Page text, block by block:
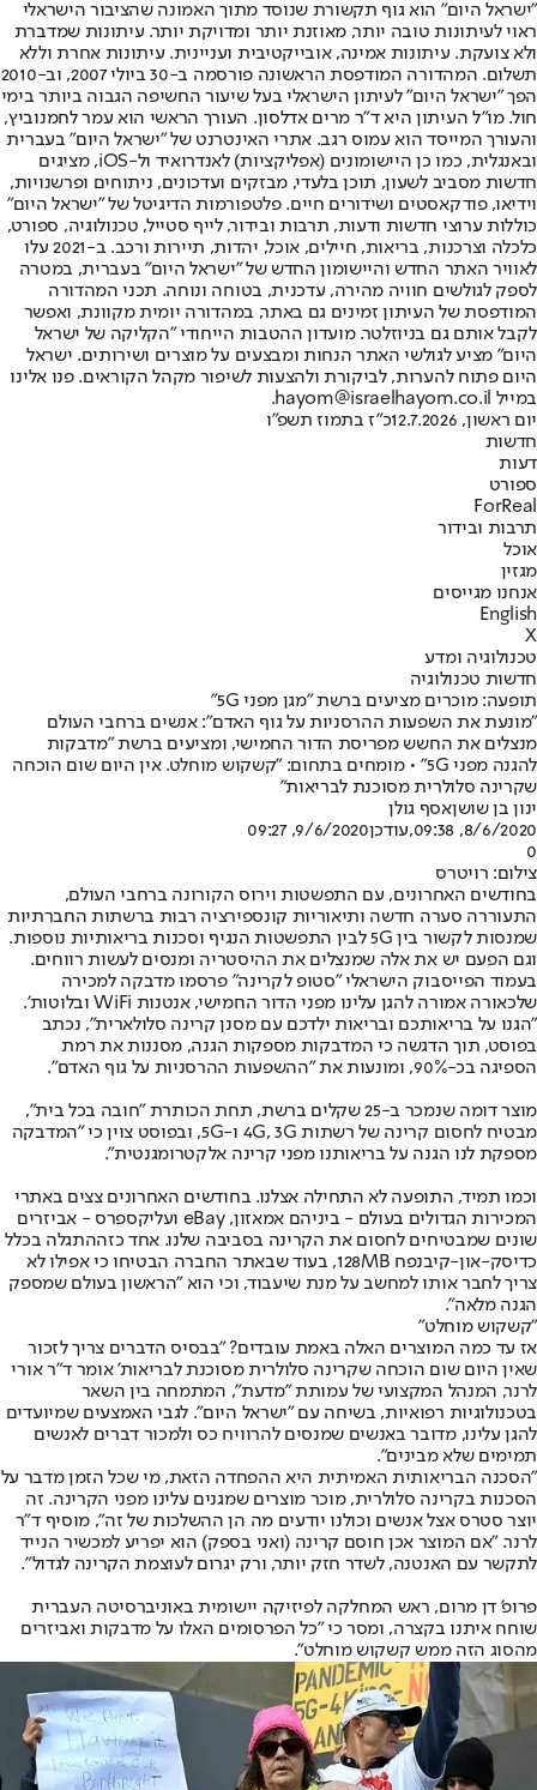
"ישראל היום" הוא גוף תקשורת שנוסד מתוך האמונה שהציבור הישראלי
ראוי לעיתונות טובה יותר, מאוזנת יותר ומדויקת יותר. עיתונות שמדברת
ולא צועקת. עיתונות אמינה, אובייקטיבית ועניינית. עיתונות אחרת וללא
תשלום. המהדורה המודפסת הראשונה פורסמה ב-30 ביולי 2007, וב-2010
הפך "ישראל היום" לעיתון הישראלי בעל שיעור החשיפה הגבוה ביותר בימי
חול. מו"ל העיתון היא ד"ר מרים אדלסון. העורך הראשי הוא עמר לחמנוביץ,
והעורך המייסד הוא עמוס רגב. אתרי האינטרנט של "ישראל היום" בעברית
ובאנגלית, כמו כן היישומונים (אפליקציות) לאנדרואיד ול-iOS, מציגים
חדשות מסביב לשעון, תוכן בלעדי, מבזקים ועדכונים, ניתוחים ופרשנויות,
וידיאו, פודקאסטים ושידורים חיים. פלטפורמות הדיגיטל של "ישראל היום"
כוללות ערוצי חדשות ודעות, תרבות ובידור, לייף סטייל, טכנולוגיה, ספורט,
כלכלה וצרכנות, בריאות, חיילים, אוכל, יהדות, תיירות ורכב. ב-2021 עלו
לאוויר האתר החדש והיישומון החדש של "ישראל היום" בעברית, במטרה
לספק לגולשים חוויה מהירה, עדכנית, בטוחה ונוחה. תכני המהדורה
המודפסת של העיתון זמינים גם באתר, במהדורה יומית מקוונת, ואפשר
לקבל אותם גם בניוזלטר. מועדון ההטבות הייחודי "הקליקה של ישראל
היום" מציע לגולשי האתר הנחות ומבצעים על מוצרים ושירותים. ישראל
היום פתוח להערות, לביקורת ולהצעות לשיפור מקהל הקוראים. פנו אלינו
במייל hayom@israelhayom.co.il.
יום ראשון, 12.7.2026
כ"ז בתמוז תשפ"ו
חדשות
דעות
ספורט
ForReal
תרבות ובידור
אוכל
מגזין
אנחנו מגייסים
English
X
טכנולוגיה ומדע
חדשות טכנולוגיה
תופעה: מוכרים מציעים ברשת "מגן מפני 5G"
"מונעת את השפעות ההרסניות על גוף האדם": אנשים ברחבי העולם
מנצלים את החשש מפריסת הדור החמישי, ומציעים ברשת "מדבקות
להגנה מפני 5G" • מומחים בתחום: "קשקוש מוחלט. אין היום שום הוכחה
שקרינה סלולרית מסוכנת לבריאות"
ינון בן שושןאסף גולן
8/6/2020, 09:38
,עודכן9/6/2020, 09:27
0
צילום: רויטרס
בחודשים האחרונים, עם התפשטות וירוס הקורונה ברחבי העולם,
התעוררה סערה חדשה ותיאוריות קונספירציה רבות ברשתות החברתיות
שמנסות לקשור בין 5G לבין התפשטות הנגיף וסכנות בריאותיות נוספות.
וגם הפעם יש את אלה שמנצלים את ההיסטריה ומנסים לעשות רווחים.
בעמוד הפייסבוק הישראלי "סטופ לקרינה" פרסמו מדבקה למכירה
שלכאורה אמורה להגן עלינו מפני הדור החמישי, אנטנות WiFi ובלוטות'.
"הגנו על בריאותכם ובריאות ילדכם עם מסנן קרינה סלולארית", נכתב
בפוסט, תוך הדגשה כי המדבקות מספקות הגנה, מסננות את רמת
הספיגה בכ-90%, ומונעות את "ההשפעות ההרסניות על גוף האדם".
מוצר דומה שנמכר ב-25 שקלים ברשת, תחת הכותרת "חובה בכל בית",
מבטיח לחסום קרינה של רשתות 4G, 3G ו-5G, ובפוסט צוין כי "המדבקה
מספקת לנו הגנה על בריאותנו מפני קרינה אלקטרומגנטית".
וכמו תמיד, התופעה לא התחילה אצלנו. בחודשים האחרונים צצים באתרי
המכירות הגדולים בעולם - ביניהם אמאזון, eBay ועליקספרס - אביזרים
שונים שמבטיחים לחסום את הקרינה בסביבה שלנו. אחד כזההתגלה בכלל
כדיסק-און-קי
בנפח 128MB, בעוד שבאתר החברה הבטיחו כי אפילו לא
צריך לחבר אותו למחשב על מנת שיעבוד, וכי הוא "הראשון בעולם שמספק
הגנה מלאה".
"קשקוש מוחלט"
אז עד כמה המוצרים האלה באמת עובדים? "בבסיס הדברים צריך לזכור
שאין היום שום הוכחה שקרינה סלולרית מסוכנת לבריאות' אומר ד״ר אורי
לרנר, המנהל המקצועי של עמותת ״מדעת״, המתמחה בין השאר
בטכנולוגיות רפואיות, בשיחה עם "ישראל היום". לגבי האמצעים שמיועדים
להגן עלינו, מדובר באנשים שמנסים להרוויח כס ולמכור דברים לאנשים
תמימים שלא מבינים".
"הסכנה הבריאותית האמיתית היא ההפחדה הזאת, מי שכל הזמן מדבר על
הסכנות בקרינה סלולרית, מוכר מוצרים שמגנים עלינו מפני הקרינה. זה
יוצר סטרס אצל אנשים וכולנו יודעים מה הן ההשלכות של זה", מוסיף ד"ר
לרנר. "אם המוצר אכן חוסם קרינה (ואני בספק) הוא יפריע למכשיר הנייד
לתקשר עם האנטנה, לשדר חזק יותר, ורק יגרום לעוצמת הקרינה לגדול".
פרופ’ דן מרום, ראש המחלקה לפיזיקה יישומית באוניברסיטה העברית
שוחח איתנו בקצרה, ומסר כי "כל הפרסומים האלו על מדבקות ואביזרים
מהסוג הזה ממש קשקוש מוחלט".